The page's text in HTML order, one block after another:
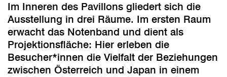
Im Inneren des Pavillons gliedert sich die
Ausstellung in drei Räume. Im ersten Raum
erwacht das Notenband und dient als
Projektionsfläche: Hier erleben die
Besucher*innen die Vielfalt der Beziehungen
zwischen Österreich und Japan in einem